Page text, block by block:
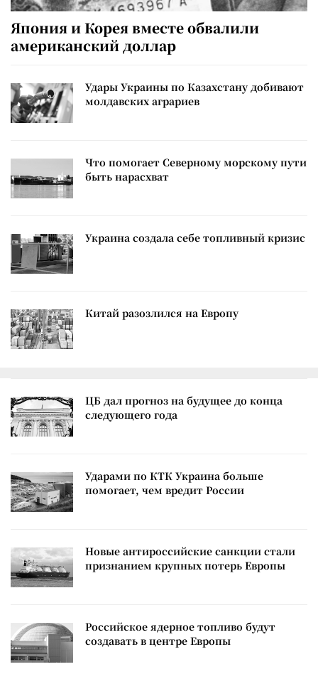
Япония и Корея вместе обвалили
американский доллар
Удары Украины по Казахстану добивают
молдавских аграриев
Что помогает Северному морскому пути
быть нарасхват
Украина создала себе топливный кризис
Китай разозлился на Европу
ЦБ дал прогноз на будущее до конца
следующего года
Ударами по КТК Украина больше
помогает, чем вредит России
Новые антироссийские санкции стали
признанием крупных потерь Европы
Российское ядерное топливо будут
создавать в центре Европы